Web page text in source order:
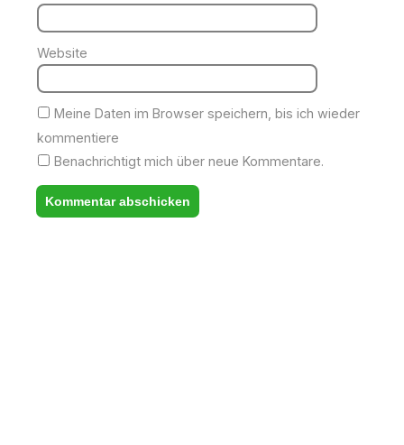
Website
Meine Daten im Browser speichern, bis ich wieder
kommentiere
Benachrichtigt mich über neue Kommentare.